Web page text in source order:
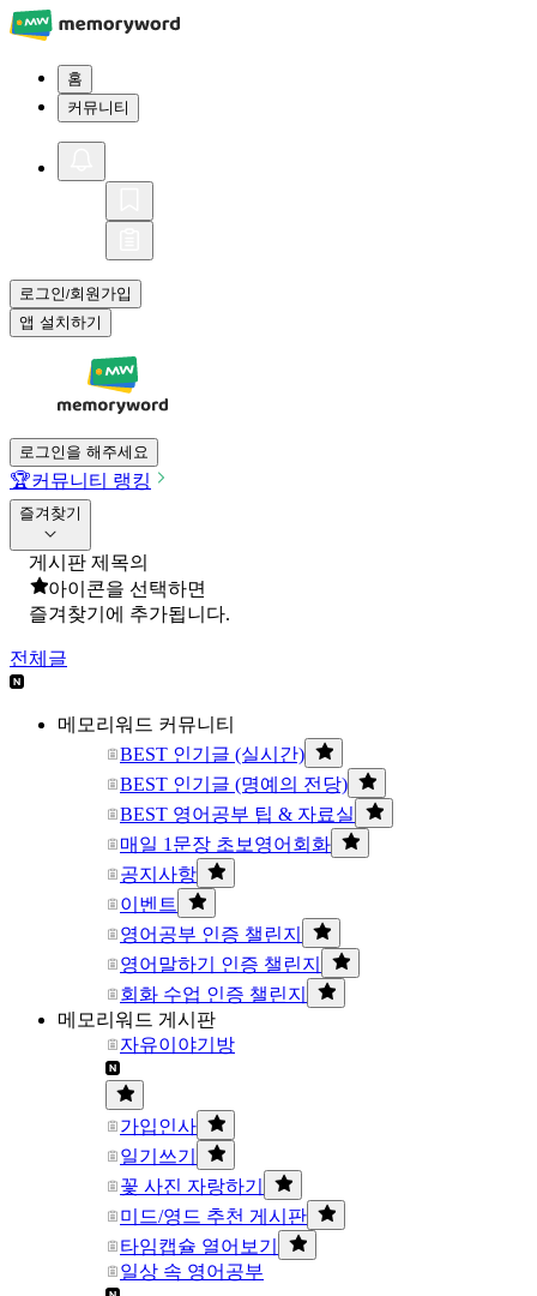
홈
커뮤니티
로그인/회원가입
앱 설치하기
로그인을 해주세요
🏆커뮤니티 랭킹
즐겨찾기
게시판 제목의
아이콘을 선택하면
즐겨찾기에 추가됩니다.
전체글
메모리워드 커뮤니티
BEST 인기글 (실시간)
BEST 인기글 (명예의 전당)
BEST 영어공부 팁 & 자료실
매일 1문장 초보영어회화
공지사항
이벤트
영어공부 인증 챌린지
영어말하기 인증 챌린지
회화 수업 인증 챌린지
메모리워드 게시판
자유이야기방
가입인사
일기쓰기
꽃 사진 자랑하기
미드/영드 추천 게시판
타임캡슐 열어보기
일상 속 영어공부